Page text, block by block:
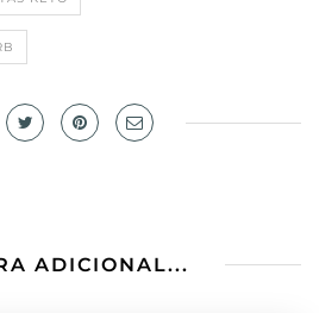
ADICIONAL...